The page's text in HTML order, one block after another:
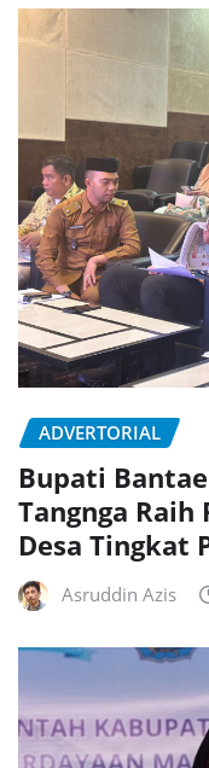
ADVERTORIAL
Bupati
Tangnga
Desa Tingkat
Asruddin Azis